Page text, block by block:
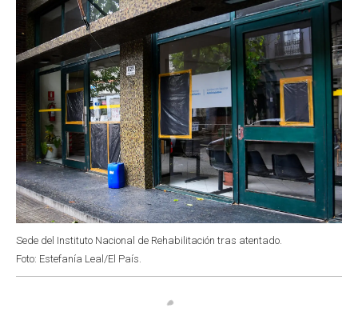
k
p
n
Sede del Instituto Nacional de Rehabilitación tras atentado.
Foto: Estefanía Leal/El País.